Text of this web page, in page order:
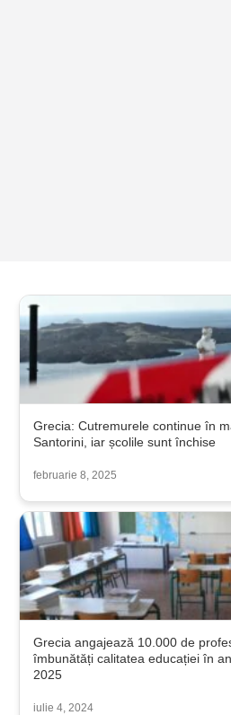
Grecia: Cutremurele continue în
Santorini, iar școlile sunt închise
februarie 8, 2025
Grecia angajează 10.000 de
îmbunătăți calitatea educației în
2025
iulie 4, 2024